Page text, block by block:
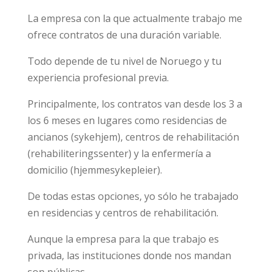
La empresa con la que actualmente trabajo me
ofrece contratos de una duración variable.
Todo depende de tu nivel de Noruego y tu
experiencia profesional previa.
Principalmente, los contratos van desde los 3 a
los 6 meses en lugares como residencias de
ancianos (sykehjem), centros de rehabilitación
(rehabiliteringssenter) y la enfermería a
domicilio (hjemmesykepleier).
De todas estas opciones, yo sólo he trabajado
en residencias y centros de rehabilitación.
Aunque la empresa para la que trabajo es
privada, las instituciones donde nos mandan